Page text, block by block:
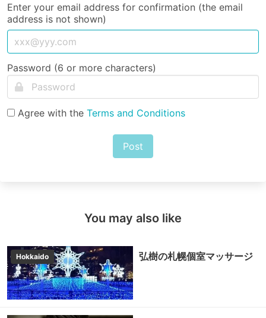
Enter your email address for confirmation (the email
address is not shown)
Password (6 or more characters)
Agree with the Terms and Conditions
Post
You may also like
Hokkaido 弘樹の札幌個室マッサージ